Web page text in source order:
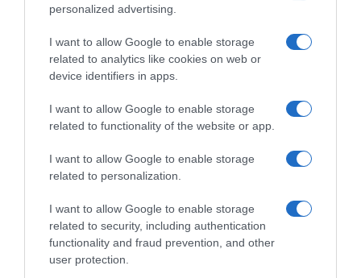
personalized advertising.
I want to allow Google to enable storage
related to analytics like cookies on web or
device identifiers in apps.
I want to allow Google to enable storage
related to functionality of the website or app.
I want to allow Google to enable storage
related to personalization.
I want to allow Google to enable storage
related to security, including authentication
functionality and fraud prevention, and other
user protection.